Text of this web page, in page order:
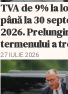
TVA de 9% la
până la 30
2026.
termenului a
comisia din
27 IULIE 2026